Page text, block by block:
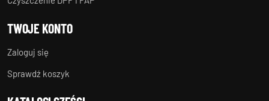
TWOJE KONTO
Zaloguj się
Sprawdź koszyk